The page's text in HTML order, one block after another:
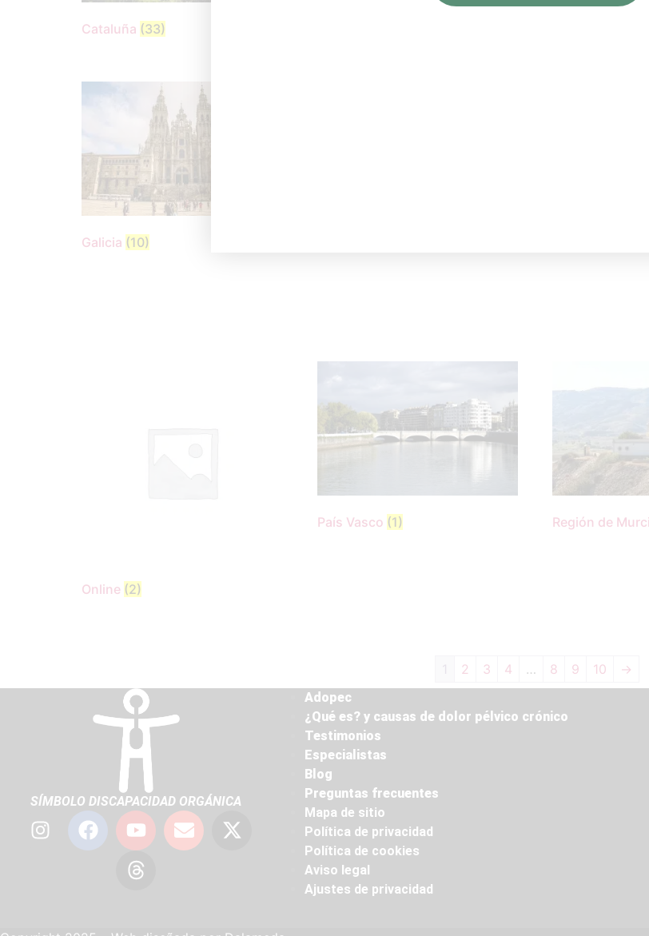
Cataluña (33)
Galicia (10)
Online (2)
País Vasco (1) Región de
1 2 3 4 … 8 9 10 →
SÍMBOLO DISCAPACIDAD ORGÁNICA
Adopec
¿Qué es? y causas de dolor pélvico crónico
Testimonios
Especialistas
Blog
Preguntas frecuentes
Mapa de sitio
Política de privacidad
Política de cookies
Aviso legal
Ajustes de privacidad